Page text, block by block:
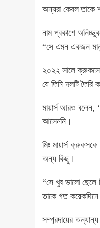
অন্যরা কেবল তাকে
নাম প্রকাশে
“সে এমন একজন
২০২২ সালে ক্রুকসের
যে তিনি দলটি তৈরি
মায়ার্স আরও বলেন,
আসেননি।
মিঃ মায়ার্স
অন্য কিছু।
“সে খুব ভালো ছেলে
তাকে গত কয়েকদিনে
সম্প্রদায়ের